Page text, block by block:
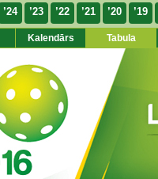
’19
’20
’21
’22
’23
’24
Kalendārs Tabula